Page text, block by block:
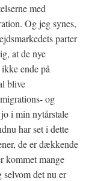
med
Og jeg synes,
parter
at de nye
ende på
blive
og
i min nytårstale
har set i dette
de er dækkende
kommet mange
selvom det nu er